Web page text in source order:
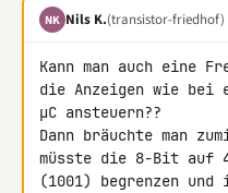
NK Nils K.(transistor-friedhof)
Kann man auch eine
die Anzeigen wie bei
µC ansteuern??
Dann bräuchte man
müsste die 8-Bit auf
(1001) begrenzen